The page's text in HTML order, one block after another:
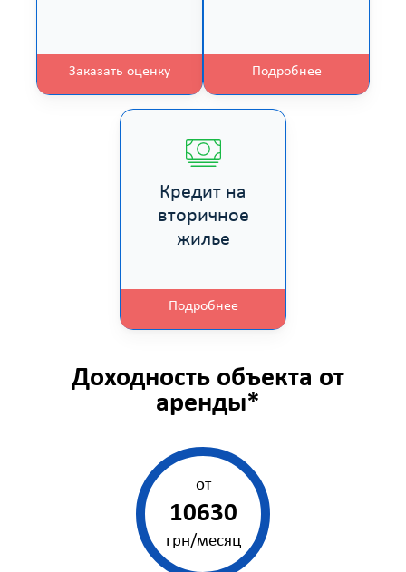
Заказать оценку Подробнее
Кредит на
вторичное
жилье
Подробнее
Доходность объекта от
аренды*
от
10630
грн/месяц